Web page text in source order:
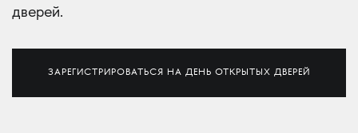
дверей.
ЗАРЕГИСТРИРОВАТЬСЯ НА ДЕНЬ ОТКРЫТЫХ ДВЕРЕЙ